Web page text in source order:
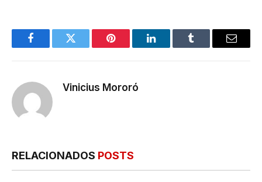
FacebookTwitter Pinterest LinkedInTumblr
E-
Vinicius Mororó
RELACIONADOS POSTS